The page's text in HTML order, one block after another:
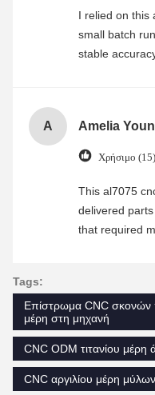
I relied on this
small batch
stable
A Amelia
Χρήσιμο (15)
This al7075
delivered
that required
Tags:
Επίστρωμα CNC σκονών
μέρη στη μηχανή
CNC ODM τιτανίου μέρη
CNC αργιλίου μέρη